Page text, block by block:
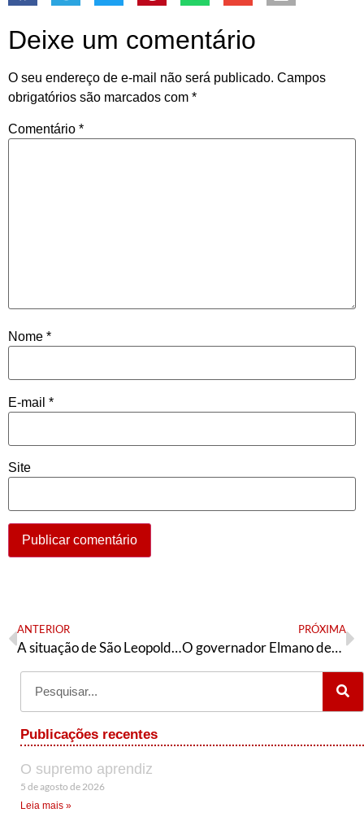
Deixe um comentário
O seu endereço de e-mail não será publicado. Campos
obrigatórios são marcados com *
Comentário *
Nome *
E-mail *
Site
ANTERIOR
A situação de São Leopoldo em meio à catástrofe climática
PRÓXIMA
O governador Elmano deveria ir ao cinema
Publicações recentes
O supremo aprendiz
5 de agosto de 2026
Leia mais »